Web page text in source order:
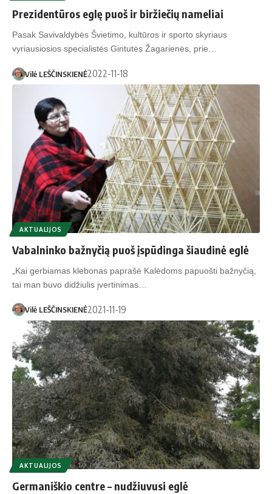
Prezidentūros eglę puoš ir biržiečių nameliai
Pasak Savivaldybės Švietimo, kultūros ir sporto skyriaus
vyriausiosios specialistės Gintutės Žagarienės, prie…
Vilė LEŠČINSKIENĖ2022-11-18
AKTUALIJOS
Vabalninko bažnyčią puoš įspūdinga šiaudinė eglė
„Kai gerbiamas klebonas paprašė Kalėdoms papuošti bažnyčią,
tai man buvo didžiulis įvertinimas…
Vilė LEŠČINSKIENĖ2021-11-19
AKTUALIJOS
Germaniškio centre – nudžiuvusi eglė